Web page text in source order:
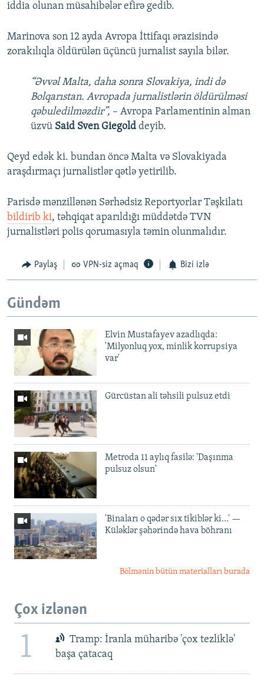
iddia olunan müsahibələr efirə gedib.
Marinova son 12 ayda Avropa İttifaqı ərazisində
zorakılıqla öldürülən üçüncü jurnalist sayıla bilər.
“Əvvəl Malta, daha sonra Slovakiya, indi də
Bolqarıstan. Avropada jurnalistlərin öldürülməsi
qəbuledilməzdir”, – Avropa Parlamentinin alman
üzvü Said Sven Giegold deyib.
Qeyd edək ki. bundan öncə Malta və Slovakiyada
araşdırmaçı jurnalistlər qətlə yetirilib.
Parisdə mənzillənən Sərhədsiz Reportyorlar Təşkilatı
bildirib ki, təhqiqat aparıldığı müddətdə TVN
jurnalistləri polis qorumasıyla təmin olunmalıdır.
Paylaş VPN-siz açmaq Bizi izlə
Gündəm
Elvin Mustafayev azadlıqda:
'Milyonluq yox, minlik korrupsiya
var'
Gürcüstan ali təhsili pulsuz etdi
Metroda 11 aylıq fasilə: 'Daşınma
pulsuz olsun'
'Binaları o qədər sıx tikiblər ki...' —
Küləklər şəhərində hava böhranı
Bölmənin bütün materialları burada
Çox izlənən
1
Tramp: İranla müharibə 'çox tezliklə'
başa çatacaq